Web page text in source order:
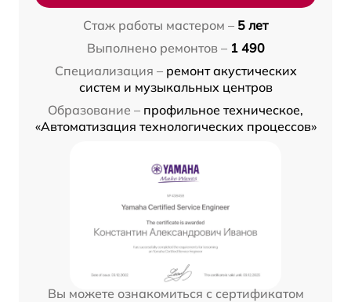
Стаж работы мастером – 5 лет
Выполнено ремонтов – 1 490
Специализация – ремонт акустических
систем и музыкальных центров
Образование – профильное техническое,
«Автоматизация технологических процессов»
Вы можете ознакомиться с сертификатом